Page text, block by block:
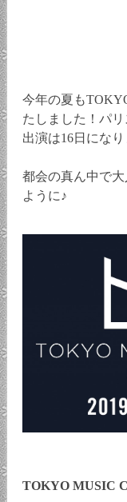
今年の夏も
たしました！パ
出演は16日になり
都会の真ん中で
ように♪
TOKYO MUSIC